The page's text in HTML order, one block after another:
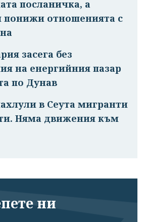
посланичка, а
понижи отношенията с
засега без
на енергийния пазар
по Дунав
в Сеута мигранти
Няма движения към
ни